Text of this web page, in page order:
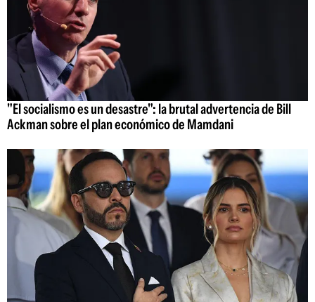
"El socialismo es un desastre": la brutal advertencia de Bill
Ackman sobre el plan económico de Mamdani